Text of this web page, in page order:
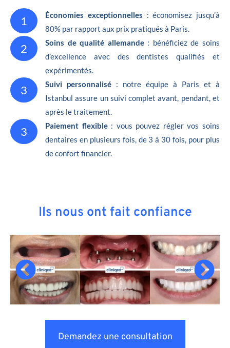
1 Économies exceptionnelles : économisez jusqu’à
80% par rapport aux prix pratiqués à Paris.
2 Soins de qualité allemande: bénéficiez de soins
d’excellence avec des dentistes qualifiés et
expérimentés.
3 Suivi personnalisé : notre équipe à Paris et à
Istanbul assure un suivi complet avant, pendant, et
après le traitement.
3 Paiement flexible: vous pouvez régler vos soins
dentaires en plusieurs fois, de 3 à 30 fois, pour plus
de confort financier.
Ils nous ont fait confiance
Demandez une consultation